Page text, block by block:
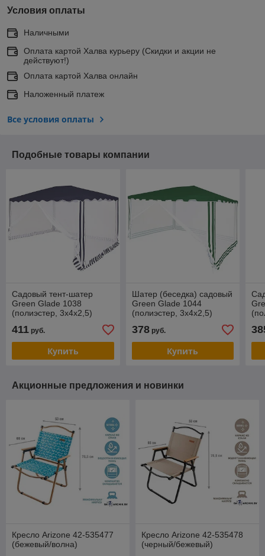
Условия оплаты
Наличными
Оплата картой Халва курьеру (Скидки и акции не
действуют!)
Оплата картой Халва онлайн
Наложенный платеж
Все условия оплаты
Подобные товары компании
Садовый тент-шатер
Green Glade 1038
(полиэстер, 3х4х2,5)
411 руб.
Купить
Шатер (беседка) садовый
Green Glade 1044
(полиэстер, 3х4х2,5)
378руб.
Купить
Акционные предложения и новинки
Кресло Arizone 42-535477
(бежевый/волна)
Кресло Arizone 42-535478
(черный/бежевый)